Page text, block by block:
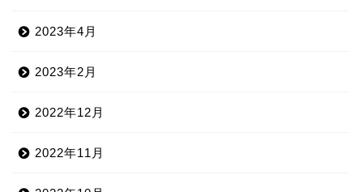
2023年4月
2023年2月
2022年12月
2022年11月